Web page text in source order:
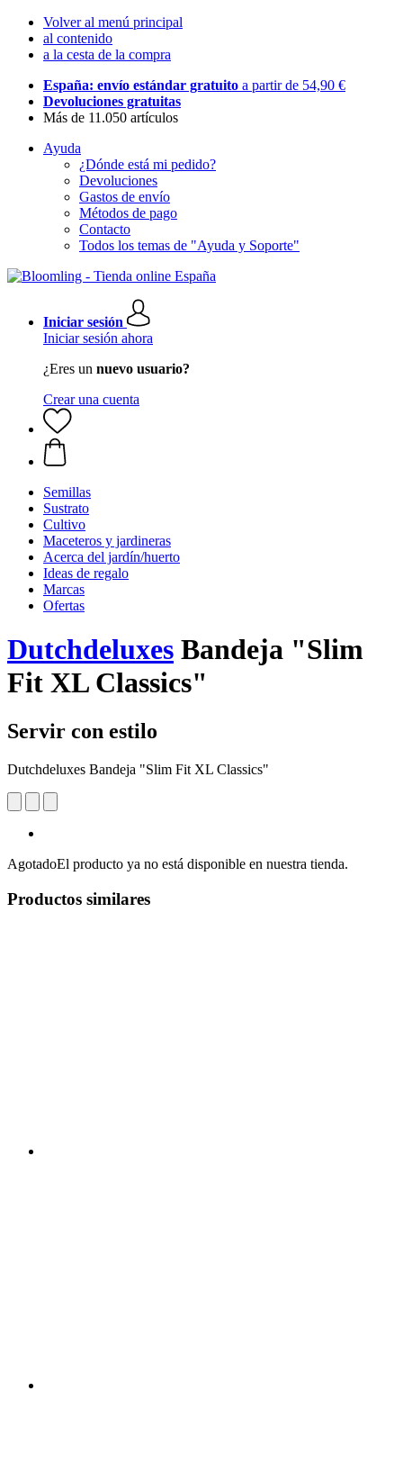
Volver al menú principal
al contenido
a la cesta de la compra
España: envío estándar gratuito a partir de 54,90 €
Devoluciones gratuitas
Más de 11.050 artículos
Ayuda
¿Dónde está mi pedido?
Devoluciones
Gastos de envío
Métodos de pago
Contacto
Todos los temas de "Ayuda y Soporte"
Iniciar sesión
Iniciar sesión ahora
¿Eres un nuevo usuario?
Crear una cuenta
Semillas
Sustrato
Cultivo
Maceteros y jardineras
Acerca del jardín/huerto
Ideas de regalo
Marcas
Ofertas
Dutchdeluxes Bandeja "Slim
Fit XL Classics"
Servir con estilo
Dutchdeluxes Bandeja "Slim Fit XL Classics"
AgotadoEl producto ya no está disponible en nuestra tienda.
Productos similares